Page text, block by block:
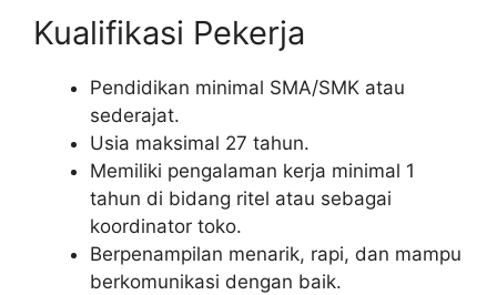
Kualifikasi Pekerja
Pendidikan minimal SMA/SMK atau
sederajat.
Usia maksimal 27 tahun.
Memiliki pengalaman kerja minimal 1
tahun di bidang ritel atau sebagai
koordinator toko.
Berpenampilan menarik, rapi, dan mampu
berkomunikasi dengan baik.